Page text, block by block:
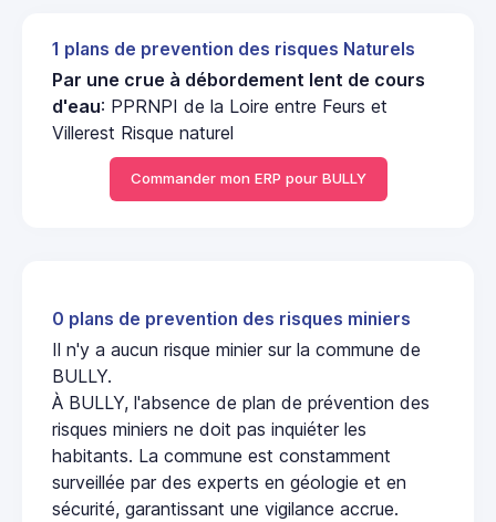
1 plans de prevention des risques Naturels
Par une crue à débordement lent de cours
d'eau: PPRNPI de la Loire entre Feurs et
Villerest Risque naturel
Commander mon ERP pour BULLY
0 plans de prevention des risques miniers
Il n'y a aucun risque minier sur la commune de
BULLY.
À BULLY, l'absence de plan de prévention des
risques miniers ne doit pas inquiéter les
habitants. La commune est constamment
surveillée par des experts en géologie et en
sécurité, garantissant une vigilance accrue.